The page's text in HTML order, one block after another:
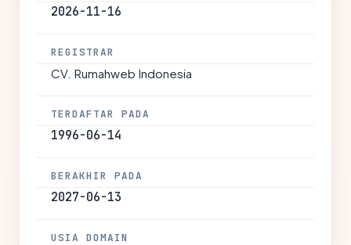
2026-11-16
REGISTRAR
CV. Rumahweb Indonesia
TERDAFTAR PADA
1996-06-14
BERAKHIR PADA
2027-06-13
USIA DOMAIN